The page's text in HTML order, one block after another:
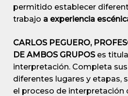
permitido establecer
trabajo a experiencia
CARLOS PEGUERO,
DE AMBOS GRUPOSes
interpretación. Completa
diferentes lugares y etapas,
el proceso de interpretación